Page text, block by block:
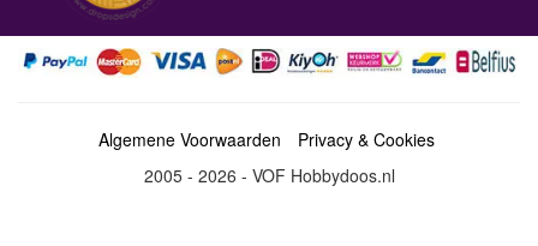
Algemene Voorwaarden
Privacy & Cookies
2005 - 2026 - VOF Hobbydoos.nl